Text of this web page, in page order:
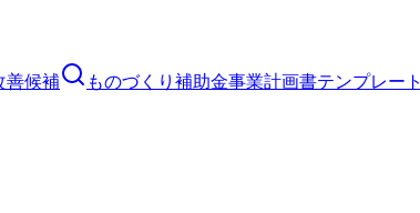
善候補 ものづくり補助金事業計画書テンプレート